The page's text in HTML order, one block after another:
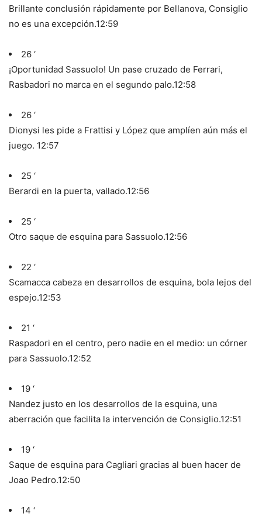
Brillante conclusión rápidamente por Bellanova, Consiglio
no es una excepción.12:59
26 ‘
¡Oportunidad Sassuolo! Un pase cruzado de Ferrari,
Rasbadori no marca en el segundo palo.12:58
26 ‘
Dionysi les pide a Frattisi y López que amplíen aún más el
juego. 12:57
25 ‘
Berardi en la puerta, vallado.12:56
25 ‘
Otro saque de esquina para Sassuolo.12:56
22 ‘
Scamacca cabeza en desarrollos de esquina, bola lejos del
espejo.12:53
21 ‘
Raspadori en el centro, pero nadie en el medio: un córner
para Sassuolo.12:52
19 ‘
Nandez justo en los desarrollos de la esquina, una
aberración que facilita la intervención de Consiglio.12:51
19 ‘
Saque de esquina para Cagliari gracias al buen hacer de
Joao Pedro.12:50
14 ‘